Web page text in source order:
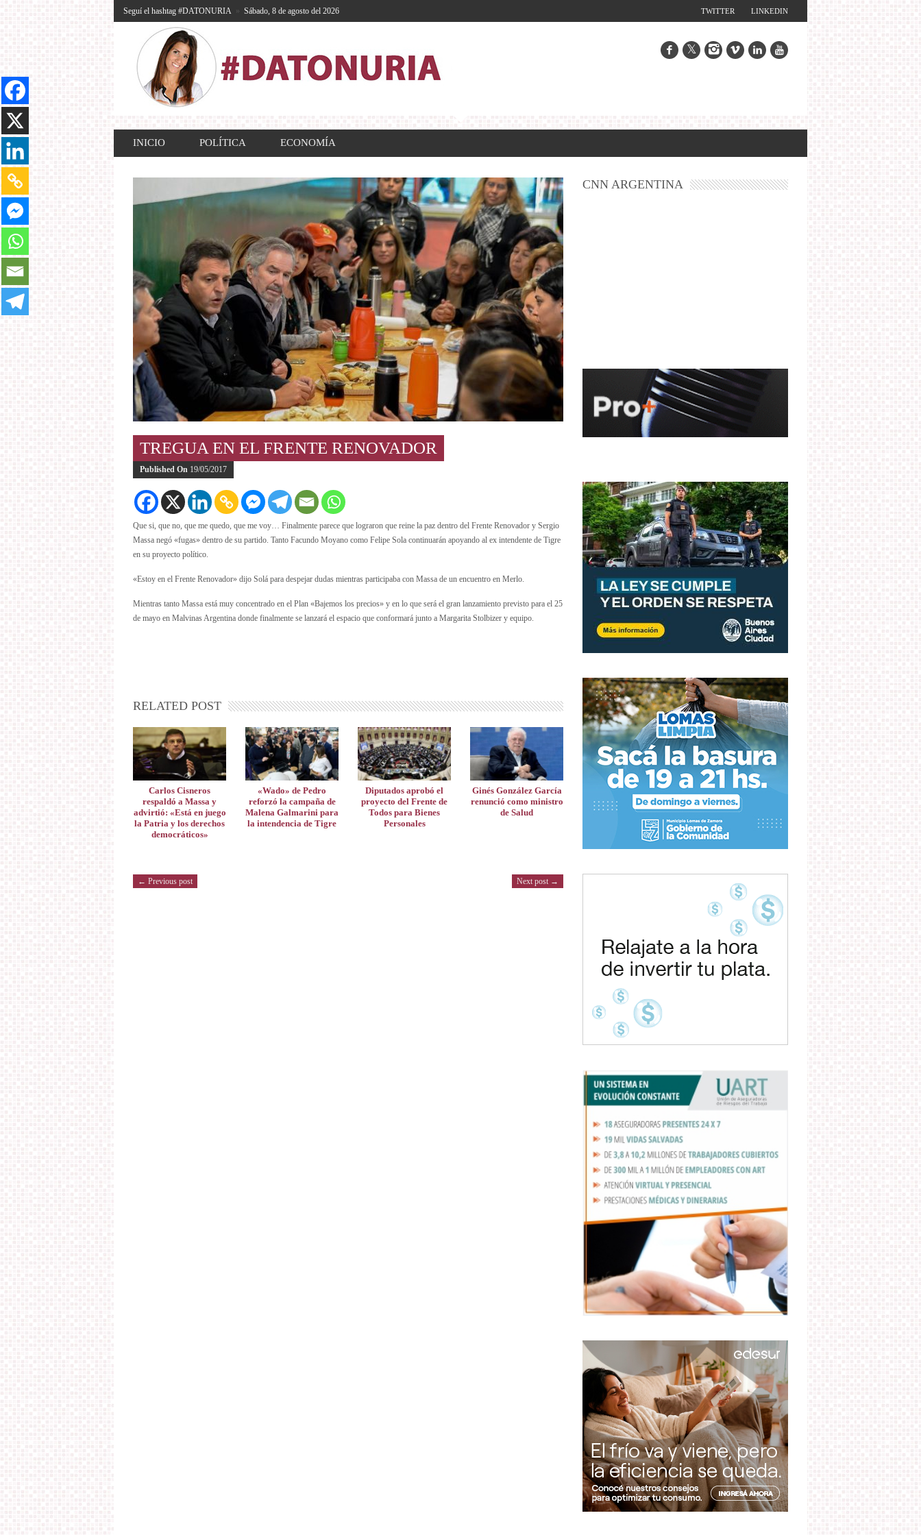
Seguí el hashtag #DATONURIA » Sábado, 8 de agosto del 2026 LINKEDIN
TWITTER
INICIO POLÍTICA ECONOMÍA
TREGUA EN EL FRENTE RENOVADOR
Published On 19/05/2017
Que si, que no, que me quedo, que me voy… Finalmente parece que lograron que reine la paz dentro del Frente Renovador y Sergio
Massa negó «fugas» dentro de su partido. Tanto Facundo Moyano como Felipe Sola continuarán apoyando al ex intendente de Tigre
en su proyecto político.
«Estoy en el Frente Renovador» dijo Solá para despejar dudas mientras participaba con Massa de un encuentro en Merlo.
Mientras tanto Massa está muy concentrado en el Plan «Bajemos los precios» y en lo que será el gran lanzamiento previsto para el 25
de mayo en Malvinas Argentina donde finalmente se lanzará el espacio que conformará junto a Margarita Stolbizer y equipo.
RELATED POST
Carlos Cisneros
respaldó a Massa y
advirtió: «Está en juego
la Patria y los derechos
democráticos»
«Wado» de Pedro
reforzó la campaña de
Malena Galmarini para
la intendencia de Tigre
Diputados aprobó el
proyecto del Frente de
Todos para Bienes
Personales
Ginés González García
renunció como ministro
de Salud
← Previous post Next post →
CNN ARGENTINA